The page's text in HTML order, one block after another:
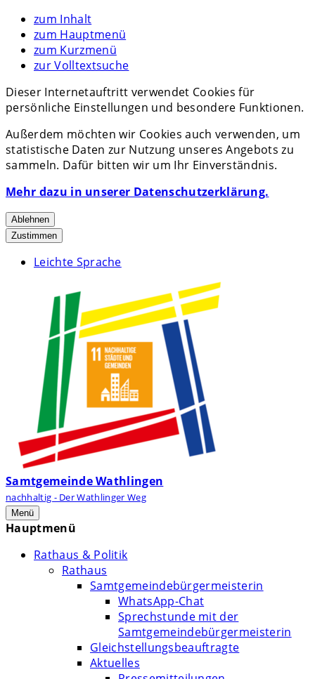
zum Inhalt
zum Hauptmenü
zum Kurzmenü
zur Volltextsuche
Dieser Internetauftritt verwendet Cookies für
persönliche Einstellungen und besondere Funktionen.
Außerdem möchten wir Cookies auch verwenden, um
statistische Daten zur Nutzung unseres Angebots zu
sammeln. Dafür bitten wir um Ihr Einverständnis.
Mehr dazu in unserer Datenschutzerklärung.
Ablehnen
Zustimmen
Leichte Sprache
Samtgemeinde Wathlingen
nachhaltig - Der Wathlinger Weg
Menü
Hauptmenü
Rathaus & Politik
Rathaus
Samtgemeindebürgermeisterin
WhatsApp-Chat
Sprechstunde mit der
Samtgemeindebürgermeisterin
Gleichstellungsbeauftragte
Aktuelles